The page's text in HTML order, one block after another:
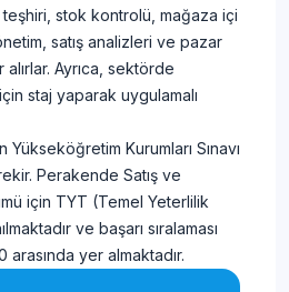
stok kontrolü, mağaza içi
satış analizleri ve pazar
alırlar. Ayrıca, sektörde
staj yaparak uygulamalı
Kurumları Sınavı
Perakende Satış ve
için TYT (Temel Yeterlilik
ve başarı sıralaması
yer almaktadır.